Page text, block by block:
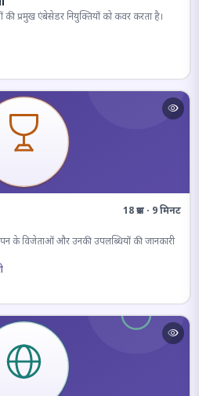
प्रमुख एंबेसेडर नियुक्तियों को कवर करता है।
18 प्रश्न · 9 मिनट
के विजेताओं और उनकी उपलब्धियों की जानकारी